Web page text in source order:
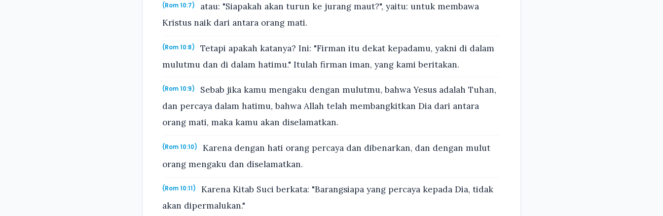
(Rom 10:7)
atau: "Siapakah akan turun ke jurang maut?", yaitu: untuk membawa
Kristus naik dari antara orang mati.
(Rom 10:8)
Tetapi apakah katanya? Ini: "Firman itu dekat kepadamu, yakni di dalam
mulutmu dan di dalam hatimu." Itulah firman iman, yang kami beritakan.
(Rom 10:9)
Sebab jika kamu mengaku dengan mulutmu, bahwa Yesus adalah Tuhan,
dan percaya dalam hatimu, bahwa Allah telah membangkitkan Dia dari antara
orang mati, maka kamu akan diselamatkan.
(Rom 10:10)
Karena dengan hati orang percaya dan dibenarkan, dan dengan mulut
orang mengaku dan diselamatkan.
(Rom 10:11)
Karena Kitab Suci berkata: "Barangsiapa yang percaya kepada Dia, tidak
akan dipermalukan."